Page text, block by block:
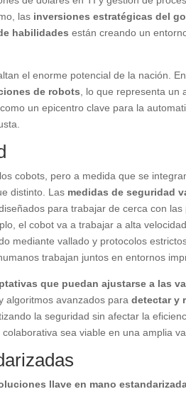
las inversiones estratégicas del
habilidadesestán creando un
el enorme potencial de la nación.
de robots , lo que representa un
un epicentro clave para la
cobots, pero a medida que se
distinto. Las medidas de seguridad
para trabajar de cerca con
el cobot va a trabajar a alta
mediante vallado y protocolos
trabajan juntos en entornos
que puedan ajustarse a las
algoritmos avanzados paradetectar y
la seguridad sin afectar la
sea viable en una amplia
llave en mano